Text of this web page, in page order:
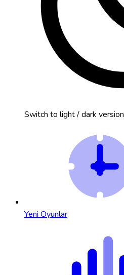
Switch to light / dark version
Yeni Oyunlar